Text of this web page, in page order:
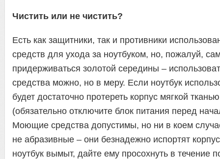
Чистить или не чистить?
Есть как защитники, так и противники
средств для ухода за ноутбуком, но, пожалуй,
придерживаться золотой середины –
средства можно, но в меру. Если ноутбук
будет достаточно протереть корпус мягкой
(обязательно отключите блок питания перед
Моющие средства допустимы, но ни в коем
не абразивные – они безнадежно испортят
ноутбук вымыт, дайте ему просохнуть в течение